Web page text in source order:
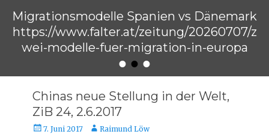
•••
Migrationsmodelle Spanien vs Dänemark
https://www.falter.at/zeitung/20260707/z
wei-modelle-fuer-migration-in-europa
Raimund Löw
Chinas neue Stellung in der Welt,
ZiB 24, 2.6.2017
Veröffentlicht
7. Juni 2017 AutorRaimund Löw